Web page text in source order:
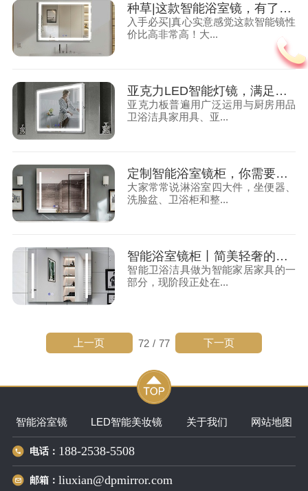
种草|这款智能浴室镜，有了它真的别无所求了
入手必买|真心实意感觉这款智能镜性
价比高非常高！大...
亚克力LED智能灯镜，满足你对家的完美向往
亚克力板普遍用广泛运用与厨房用品
卫浴洁具家用具、亚...
定制智能浴室镜柜，你需要知道的干货都在这
大家常常说淋浴室四大件，坐便器、
洗脸盆、卫浴柜和整...
智能浴室镜柜丨简美轻奢的空间质感
智能卫浴洁具做为智能家居家具的一
部分，现阶段正处在...
72 / 77
上一页 下一页
智能浴室镜 LED智能美妆镜 关于我们 网站地图
电话： 188-2538-5508
邮箱： liuxian@dpmirror.com